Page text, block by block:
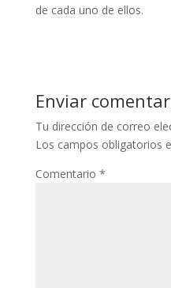
de cada uno de ellos.
Enviar
Tu dirección de correo
Los campos obligatorios
Comentario *